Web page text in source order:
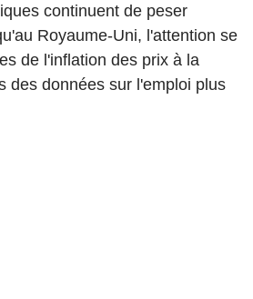
continuent de peser
Royaume-Uni, l'attention se
de l'inflation des prix à la
des données sur l'emploi plus